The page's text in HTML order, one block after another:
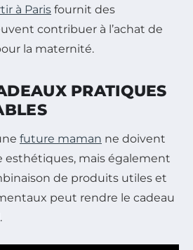
à Paris fournit des
contribuer à l’achat de
la maternité.
PRATIQUES
future maman ne doivent
esthétiques, mais également
de produits utiles et
peut rendre le cadeau